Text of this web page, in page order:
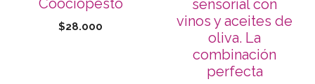
Coociopesto
$28.000
sensorial con
vinos y aceites de
oliva. La
combinación
perfecta